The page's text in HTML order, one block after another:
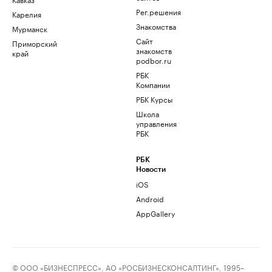
Карелия
Мурманск
Приморский
край
Рег.решения
Знакомства
Сайт
знакомств
podbor.ru
РБК
Компании
РБК Курсы
Школа
управления
РБК
РБК
Новости
iOS
Android
AppGallery
© ООО «БИЗНЕСПРЕСС», АО «РОСБИЗНЕСКОНСАЛТИНГ», 1995–